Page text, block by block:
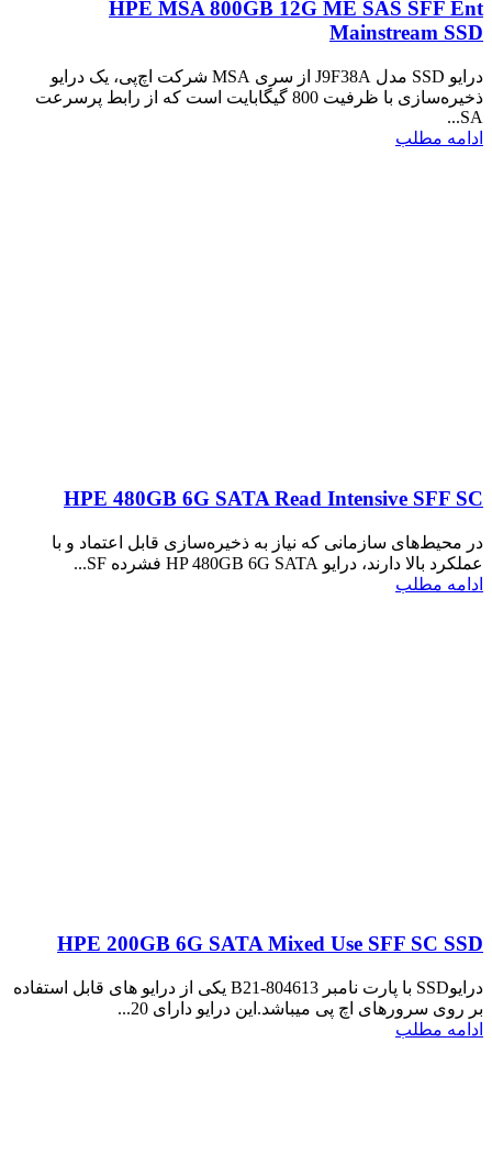
HPE MSA 800GB 12G ME SAS SFF Ent
Mainstream SSD
درایو SSD مدل J9F38A از سری MSA شرکت اچ‌پی، یک درایو
ذخیره‌سازی با ظرفیت 800 گیگابایت است که از رابط پرسرعت
SA...
ادامه مطلب
HPE 480GB 6G SATA Read Intensive SFF SC
در محیط‌های سازمانی که نیاز به ذخیره‌سازی قابل اعتماد و با
عملکرد بالا دارند، درایو HP 480GB 6G SATA فشرده SF...
ادامه مطلب
HPE 200GB 6G SATA Mixed Use SFF SC SSD
درایوSSD با پارت نامبر 804613-B21 یکی از درایو های قابل استفاده
بر روی سرورهای اچ پی میباشد.این درایو دارای 20...
ادامه مطلب